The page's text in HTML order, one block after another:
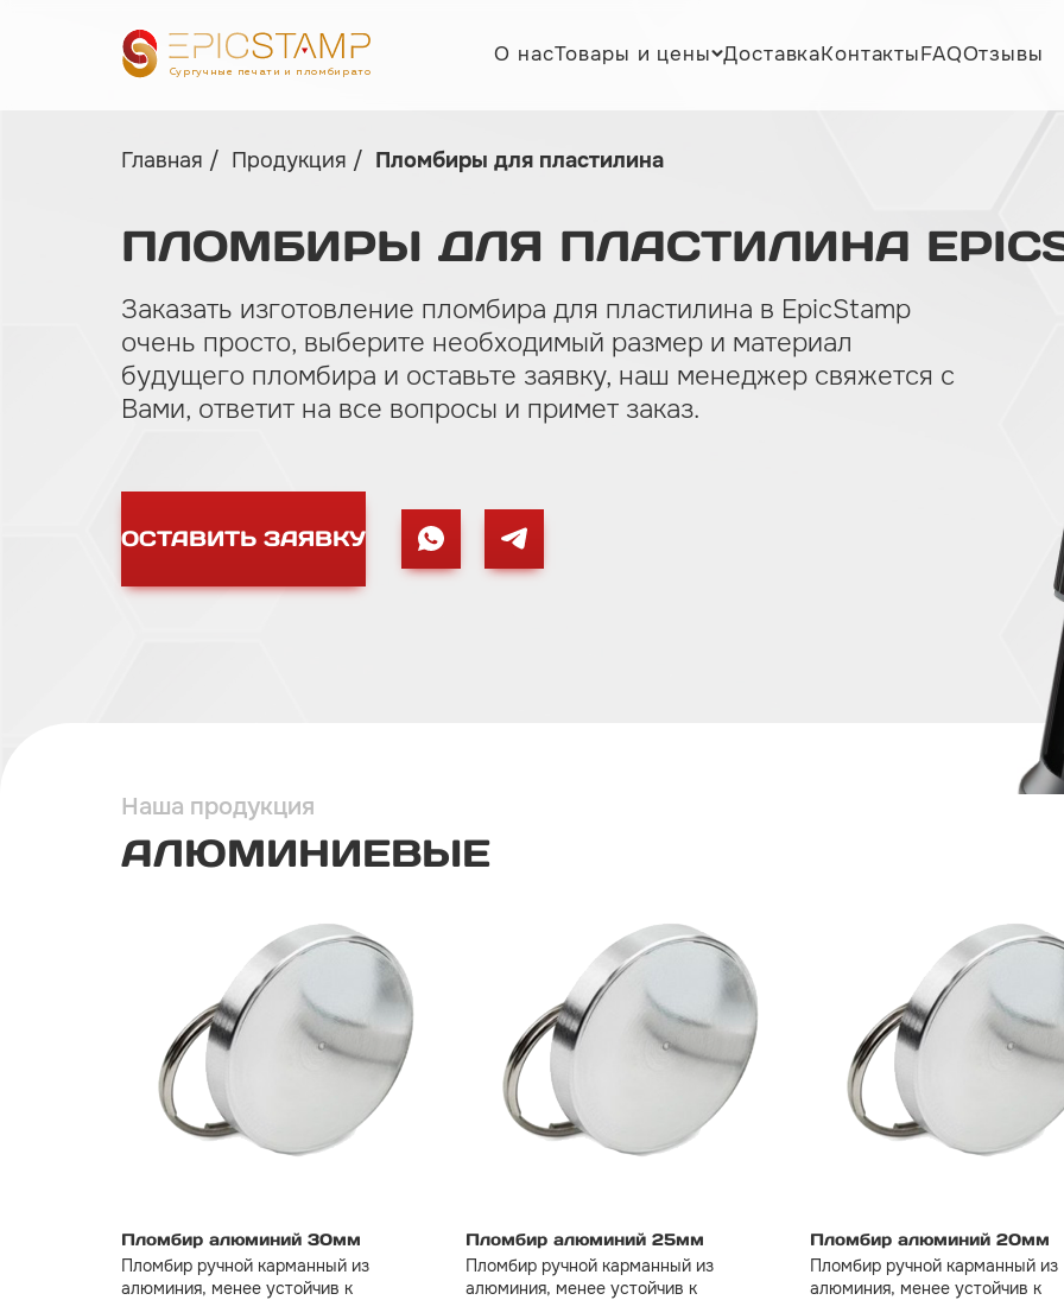
Сургучные печати и пломбираторы
О насТовары и цены ДоставкаКонтактыFAQОтзывы
Главная Продукция Пломбиры для пластилина
ПЛОМБИРЫ ДЛЯ ПЛАСТИЛИНА
Заказать изготовление пломбира для пластилина в EpicStamp
очень просто, выберите необходимый размер и материал
будущего пломбира и оставьте заявку, наш менеджер свяжется с
Вами, ответит на все вопросы и примет заказ.
ОСТАВИТЬ ЗАЯВКУ
Наша продукция
АЛЮМИНИЕВЫЕ
Пломбир алюминий 30мм
Пломбир ручной карманный из
алюминия, менее устойчив к
Пломбир алюминий 25мм
Пломбир ручной карманный из
алюминия, менее устойчив к
Пломбир алюминий 20мм
Пломбир ручной карманный из
алюминия, менее устойчив к